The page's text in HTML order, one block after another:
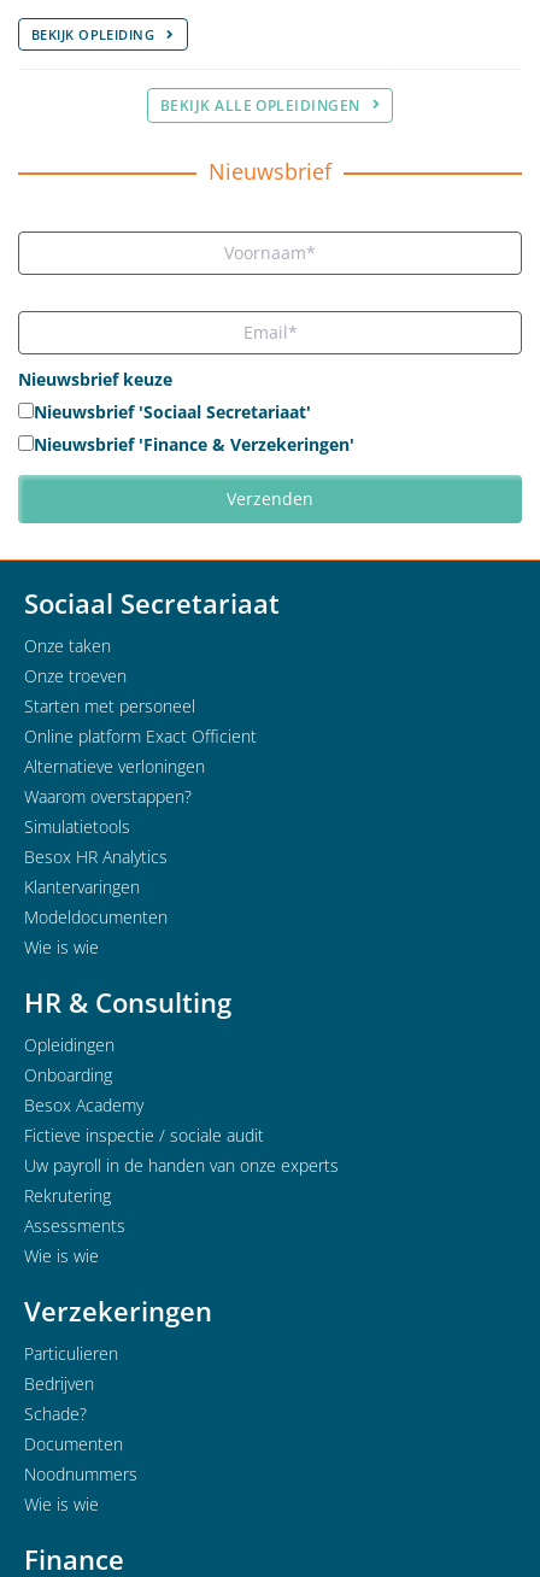
BEKIJK OPLEIDING
BEKIJK ALLE OPLEIDINGEN
Nieuwsbrief
Nieuwsbrief keuze
Nieuwsbrief 'Sociaal Secretariaat'
Nieuwsbrief 'Finance & Verzekeringen'
Sociaal Secretariaat
Onze taken
Onze troeven
Starten met personeel
Online platform Exact Officient
Alternatieve verloningen
Waarom overstappen?
Simulatietools
Besox HR Analytics
Klantervaringen
Modeldocumenten
Wie is wie
HR & Consulting
Opleidingen
Onboarding
Besox Academy
Fictieve inspectie / sociale audit
Uw payroll in de handen van onze experts
Rekrutering
Assessments
Wie is wie
Verzekeringen
Particulieren
Bedrijven
Schade?
Documenten
Noodnummers
Wie is wie
Finance